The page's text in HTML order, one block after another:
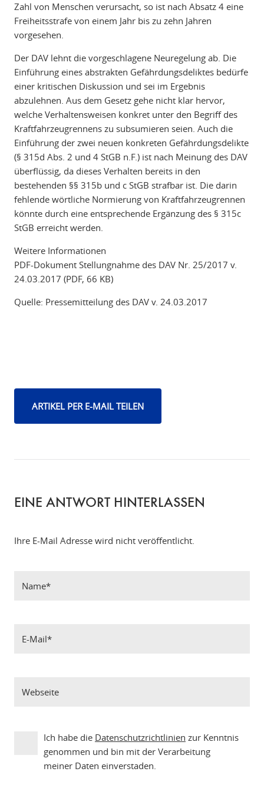
Zahl von Menschen verursacht, so ist nach Absatz 4 eine
Freiheitsstrafe von einem Jahr bis zu zehn Jahren
vorgesehen.
Der DAV lehnt die vorgeschlagene Neuregelung ab. Die
Einführung eines abstrakten Gefährdungsdeliktes bedürfe
einer kritischen Diskussion und sei im Ergebnis
abzulehnen. Aus dem Gesetz gehe nicht klar hervor,
welche Verhaltensweisen konkret unter den Begriff des
Kraftfahrzeugrennens zu subsumieren seien. Auch die
Einführung der zwei neuen konkreten Gefährdungsdelikte
(§ 315d Abs. 2 und 4 StGB n.F.) ist nach Meinung des DAV
überflüssig, da dieses Verhalten bereits in den
bestehenden §§ 315b und c StGB strafbar ist. Die darin
fehlende wörtliche Normierung von Kraftfahrzeugrennen
könnte durch eine entsprechende Ergänzung des § 315c
StGB erreicht werden.
Weitere Informationen
PDF-Dokument Stellungnahme des DAV Nr. 25/2017 v.
24.03.2017 (PDF, 66 KB)
Quelle: Pressemitteilung des DAV v. 24.03.2017
ARTIKEL PER E-MAIL TEILEN
EINE ANTWORT HINTERLASSEN
Ihre E-Mail Adresse wird nicht veröffentlicht.
Ich habe die Datenschutzrichtlinien zur Kenntnis
genommen und bin mit der Verarbeitung
meiner Daten einverstaden.